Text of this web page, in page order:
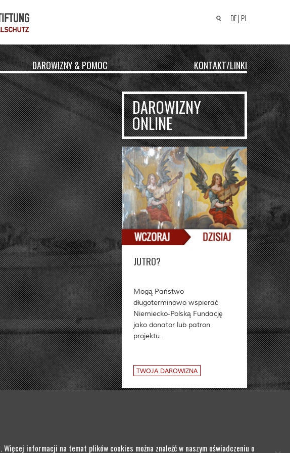
SuchenDE PL
DAROWIZNY & POMOC KONTAKT/LINKI
DAROWIZNY
ONLINE
JUTRO?
Mogą Państwo
długoterminowo wspierać
Niemiecko-Polską Fundację
jako donator lub patron
projektu.
TWOJA DAROWIZNA
informacji na temat plików cookies można znaleźć w naszym oświadczeniu o